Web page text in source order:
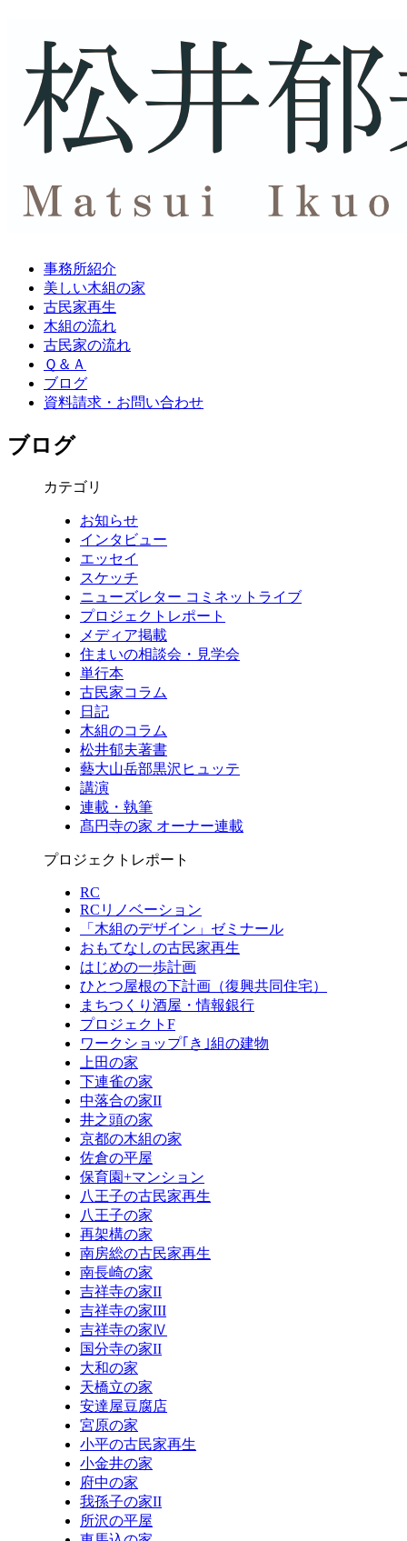
事務所紹介
美しい木組の家
古民家再生
木組の流れ
古民家の流れ
Ｑ＆Ａ
ブログ
資料請求・ お問い合わせ
ブログ
カテゴリ
お知らせ
インタビュー
エッセイ
スケッチ
ニューズレター コミネットライブ
プロジェクトレポート
メディア掲載
住まいの相談会・見学会
単行本
古民家コラム
日記
木組のコラム
松井郁夫著書
藝大山岳部黒沢ヒュッテ
講演
連載・執筆
髙円寺の家 オーナー連載
プロジェクトレポート
RC
RCリノベーション
「木組のデザイン」ゼミナール
おもてなしの古民家再生
はじめの一歩計画
ひとつ屋根の下計画（復興共同住宅）
まちつくり酒屋・情報銀行
プロジェクトF
ワークショップ｢き｣組の建物
上田の家
下連雀の家
中落合の家II
井之頭の家
京都の木組の家
佐倉の平屋
保育園+マンション
八王子の古民家再生
八王子の家
再架構の家
南房総の古民家再生
南長崎の家
吉祥寺の家II
吉祥寺の家III
吉祥寺の家Ⅳ
国分寺の家II
大和の家
天橋立の家
安達屋豆腐店
宮原の家
小平の古民家再生
小金井の家
府中の家
我孫子の家II
所沢の平屋